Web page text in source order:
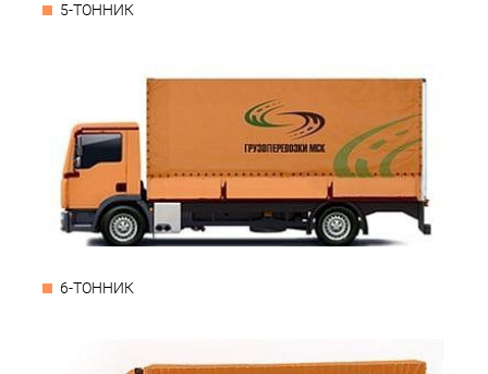
5-ТОННИК
6-ТОННИК